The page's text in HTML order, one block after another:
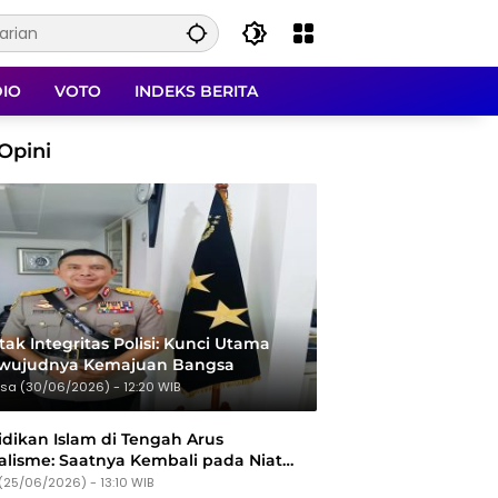
VOTO INDEKS BERITA
Integritas Polisi: Kunci Utama
Kemajuan Bangsa
(30/06/2026) - 12:20 WIB
Islam di Tengah Arus
Saatnya Kembali pada Niat
06/2026) - 13:10 WIB